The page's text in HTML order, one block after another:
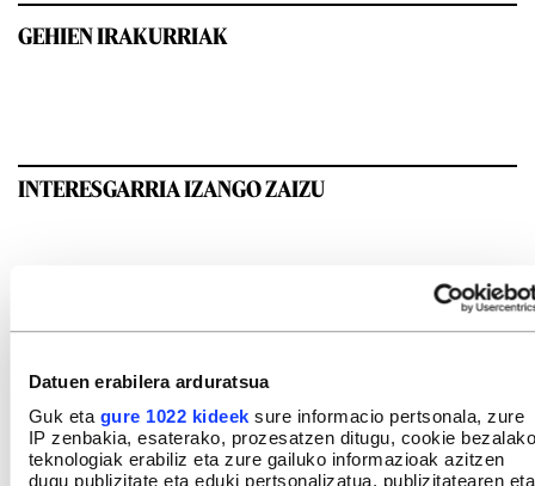
Datuen erabilera arduratsua
Guk eta gure 1022 kideek sure informacio pertsonala, zure
IP zenbakia, esaterako, prozesatzen ditugu, cookie bezalako
teknologiak erabiliz eta zure gailuko informazioak azitzen
dugu publizitate eta eduki pertsonalizatua, publizitatearen eta
GEHIEN IRAKURRIAK
INTERESGARRIA IZANGO ZAIZU